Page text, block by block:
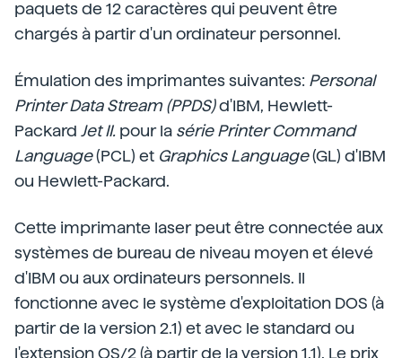
paquets de 12 caractères qui peuvent être
chargés à partir d'un ordinateur personnel.
Émulation des imprimantes suivantes: Personal
Printer Data Stream (PPDS)d'IBM, Hewlett-
Packard Jet II. pour la série Printer Command
Language(PCL) et Graphics Language(GL) d'IBM
ou Hewlett-Packard.
Cette imprimante laser peut être connectée aux
systèmes de bureau de niveau moyen et élevé
d'IBM ou aux ordinateurs personnels. Il
fonctionne avec le système d'exploitation DOS (à
partir de la version 2.1) et avec le standard ou
l'extension OS/2 (à partir de la version 1.1). Le prix